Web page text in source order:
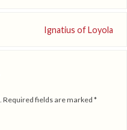
Ignatius of Loyola
Required fields are marked *